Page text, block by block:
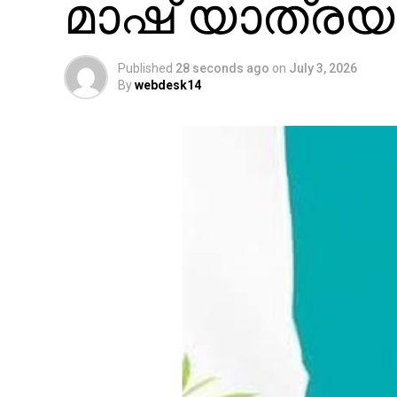
മാഷ്
Published 28 seconds ago on July 3, 2026
Bywebdesk14